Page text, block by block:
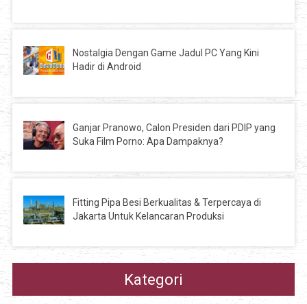
Nostalgia Dengan Game Jadul PC Yang Kini
Hadir di Android
Ganjar Pranowo, Calon Presiden dari PDIP yang
Suka Film Porno: Apa Dampaknya?
Fitting Pipa Besi Berkualitas & Terpercaya di
Jakarta Untuk Kelancaran Produksi
Kategori